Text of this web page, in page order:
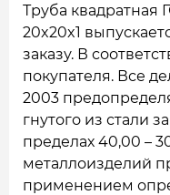
Труба квадратная
20x20x1
заказу. В
покупателя. Все
2003
гнутого из стали
пределах 40,00 –
металлоизделий
применением